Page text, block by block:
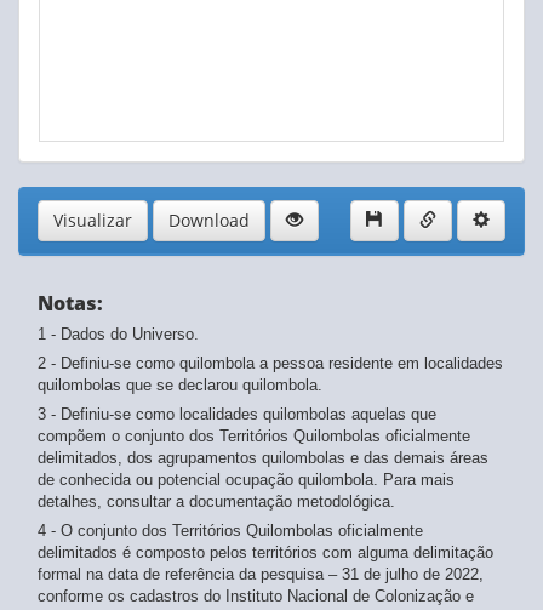
Visualizar Download
Notas:
1 - Dados do Universo.
2 - Definiu-se como quilombola a pessoa residente em localidades
quilombolas que se declarou quilombola.
3 - Definiu-se como localidades quilombolas aquelas que
compõem o conjunto dos Territórios Quilombolas oficialmente
delimitados, dos agrupamentos quilombolas e das demais áreas
de conhecida ou potencial ocupação quilombola. Para mais
detalhes, consultar a documentação metodológica.
4 - O conjunto dos Territórios Quilombolas oficialmente
delimitados é composto pelos territórios com alguma delimitação
formal na data de referência da pesquisa – 31 de julho de 2022,
conforme os cadastros do Instituto Nacional de Colonização e